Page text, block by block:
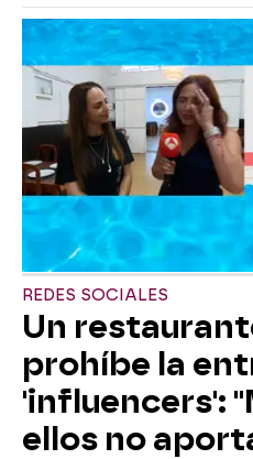
REDES SOCIALES
Un
prohíbe la
'influencers':
ellos no